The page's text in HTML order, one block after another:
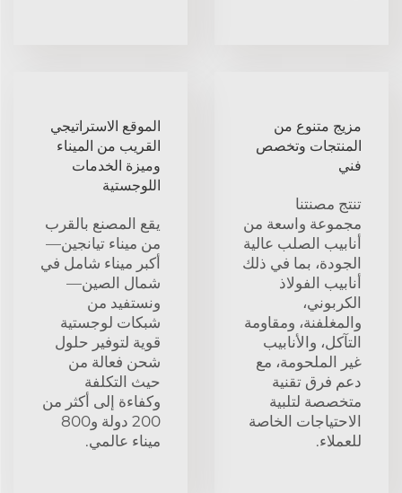
مزيج متنوع من
المنتجات وتخصص
فني
تنتج مصنتنا
مجموعة واسعة من
أنابيب الصلب عالية
الجودة، بما في ذلك
أنابيب الفولاذ
الكربوني،
والمغلفنة، ومقاومة
التآكل، والأنابيب
غير الملحومة، مع
دعم فرق تقنية
متخصصة لتلبية
الاحتياجات الخاصة
للعملاء.
الموقع الاستراتيجي
القريب من الميناء
وميزة الخدمات
اللوجستية
يقع المصنع بالقرب
من ميناء تيانجين—
أكبر ميناء شامل في
شمال الصين—
ونستفيد من
شبكات لوجستية
قوية لتوفير حلول
شحن فعالة من
حيث التكلفة
وكفاءة إلى أكثر من
200 دولة و800
ميناء عالمي.